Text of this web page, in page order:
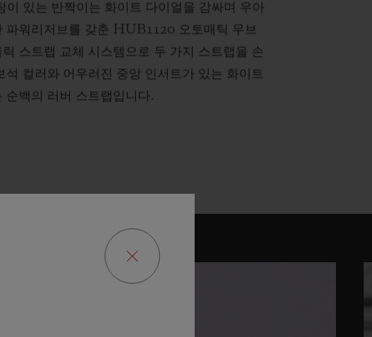
이 있는 반짝이는 화이트 다이얼을 감싸며 우아
파워리저브를 갖춘 HUB1120 오토매틱 무브
스트랩 교체 시스템으로 두 가지 스트랩을 손
컬러와 어우러진 중앙 인서트가 있는 화이트
순백의 러버 스트랩입니다.